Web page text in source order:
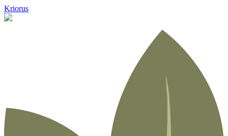
Kriorus